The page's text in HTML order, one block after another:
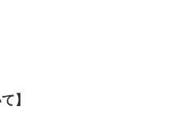
】